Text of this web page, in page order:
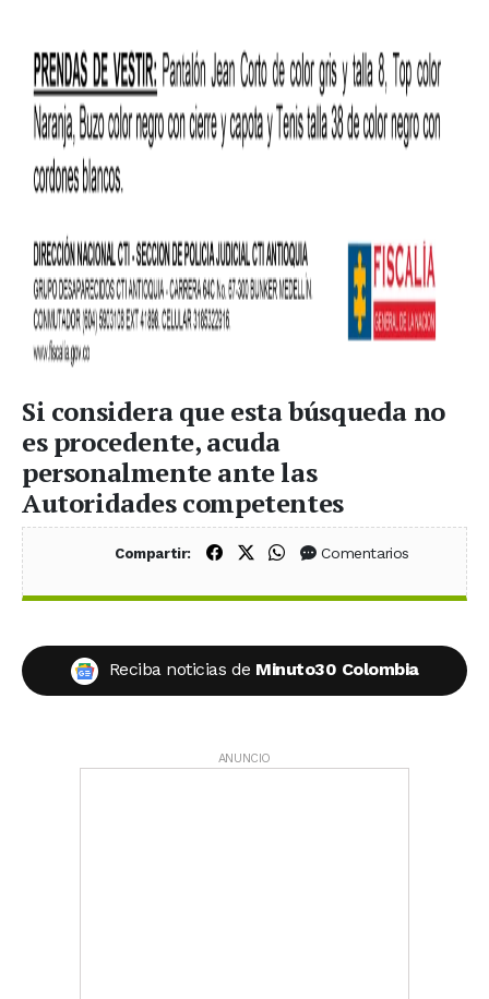
Si considera que esta búsqueda no
es procedente, acuda
personalmente ante las
Autoridades competentes
Compartir: Compartir en Facebook
Compartir en X (Twitter)
Compartir en WhatsApp
Comentarios
Reciba noticias de Minuto30 Colombia
ANUNCIO